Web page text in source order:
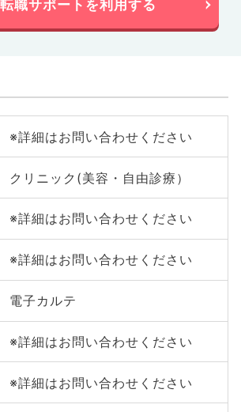
職サポートを利用する
※詳細はお問い合わせください
クリニック(美容・自由診療）
※詳細はお問い合わせください
※詳細はお問い合わせください
電子カルテ
※詳細はお問い合わせください
※詳細はお問い合わせください